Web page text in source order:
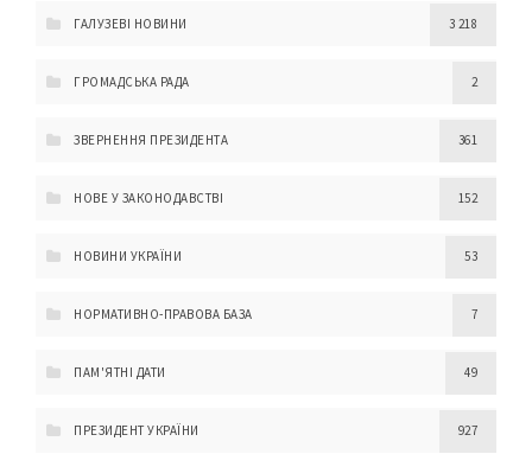
ГАЛУЗЕВІ НОВИНИ 3 218
ГРОМАДСЬКА РАДА 2
ЗВЕРНЕННЯ ПРЕЗИДЕНТА 361
НОВЕ У ЗАКОНОДАВСТВІ 152
НОВИНИ УКРАЇНИ 53
НОРМАТИВНО-ПРАВОВА БАЗА 7
ПАМ'ЯТНІ ДАТИ 49
ПРЕЗИДЕНТ УКРАЇНИ 927